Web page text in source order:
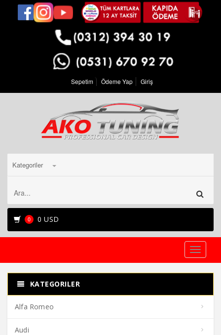
Sepetim Ödeme Yap Giriş
Kategoriler
0 0 USD
Toggle
KATEGORILER
Alfa Romeo
Audi